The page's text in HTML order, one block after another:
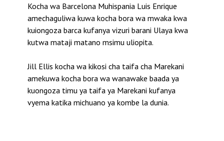
Kocha wa Barcelona Muhispania Luis Enrique
amechaguliwa kuwa kocha bora wa mwaka kwa
kuiongoza barca kufanya vizuri barani Ulaya kwa
kutwa mataji matano msimu uliopita.
Jill Ellis kocha wa kikosi cha taifa cha Marekani
amekuwa kocha bora wa wanawake baada ya
kuongoza timu ya taifa ya Marekani kufanya
vyema katika michuano ya kombe la dunia.